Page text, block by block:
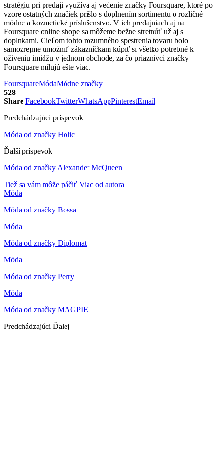
stratégiu pri predaji využíva aj vedenie značky Foursquare, ktoré po
vzore ostatných značiek prišlo s doplnením sortimentu o rozličné
módne a kozmetické príslušenstvo. V ich predajniach aj na
Foursquare online shope sa môžeme bežne stretnúť už aj s
doplnkami. Cieľom tohto rozumného spestrenia tovaru bolo
samozrejme umožniť zákazníčkam kúpiť si všetko potrebné k
oživeniu imidžu v jednom obchode, za čo priaznivci značky
Foursquare milujú ešte viac.
FoursquareMódaMódne značky
528
Share FacebookTwitterWhatsAppPinterestEmail
Predchádzajúci príspevok
Móda od značky Holic
Ďalší príspevok
Móda od značky Alexander McQueen
Tiež sa vám môže páčiť Viac od autora
Móda
Móda od značky Bossa
Móda
Móda od značky Diplomat
Móda
Móda od značky Perry
Móda
Móda od značky MAGPIE
Predchádzajúci Ďalej